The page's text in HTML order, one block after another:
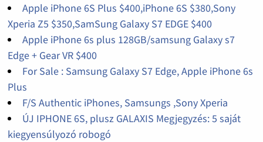
Apple iPhone 6S Plus $400,iPhone 6S $380,Sony
Xperia Z5 $350,SamSung Galaxy S7 EDGE $400
Apple iPhone 6s plus 128GB/samsung Galaxy s7
Edge + Gear VR $400
For Sale : Samsung Galaxy S7 Edge, Apple iPhone 6s
Plus
F/S Authentic iPhones, Samsungs ,Sony Xperia
ÚJ IPHONE 6S, plusz GALAXIS Megjegyzés: 5 saját
kiegyensúlyozó robogó